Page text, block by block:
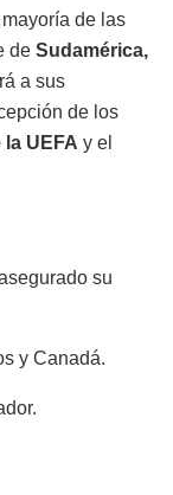
de las
de Sudamérica,
a sus
de los
la UEFA y el
su
y Canadá.